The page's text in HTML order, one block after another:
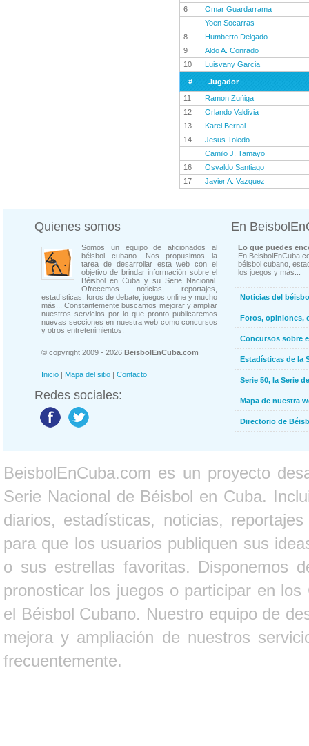
6
Omar Guardarrama
Yoen Socarras
8
Humberto Delgado
9
Aldo A. Conrado
10
Luisvany Garcia
#
Jugador
11
Ramon Zuñiga
12
Orlando Valdivia
13
Karel Bernal
14
Jesus Toledo
Camilo J. Tamayo
16
Osvaldo Santiago
17
Javier A. Vazquez
Quienes somos
Somos un equipo de aficionados al
béisbol cubano. Nos propusimos la
tarea de desarrollar esta web con el
objetivo de brindar información sobre el
Béisbol en Cuba y su Serie Nacional.
Ofrecemos noticias, reportajes,
estadísticas, foros de debate, juegos online y mucho
más... Constantemente buscamos mejorar y ampliar
nuestros servicios por lo que pronto publicaremos
nuevas secciones en nuestra web como concursos
y otros entretenimientos.
© copyright 2009 - 2026 BeisbolEnCuba.com
Inicio | Mapa del sitio | Contacto
Redes sociales:
En
Lo que puedes
En
béisbol cubano,
los juegos y más...
Noticias del
Foros, opiniones,
Concursos sobre
Estadísticas de la
Serie 50, la Serie
Mapa de nuestra
Directorio de
BeisbolEnCuba.com es un proyecto
Serie Nacional de Béisbol en Cuba.
diarios, estadísticas, noticias,
para que los usuarios publiquen sus
o sus estrellas favoritas. Disponemos
pronosticar los juegos o participar en
el Béisbol Cubano. Nuestro equipo de
mejora y ampliación de nuestros
frecuentemente.